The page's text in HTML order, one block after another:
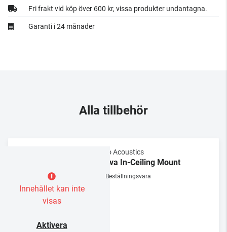
Fri frakt vid köp över 600 kr, vissa produkter undantagna.
Garanti i 24 månader
Alla tillbehör
Innehållet kan inte
visas
Aktivera
Gallo Acoustics
A’Diva In-Ceiling Mount
Beställningsvara